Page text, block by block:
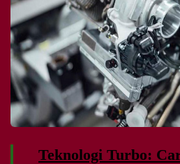
Teknologi Turbo: